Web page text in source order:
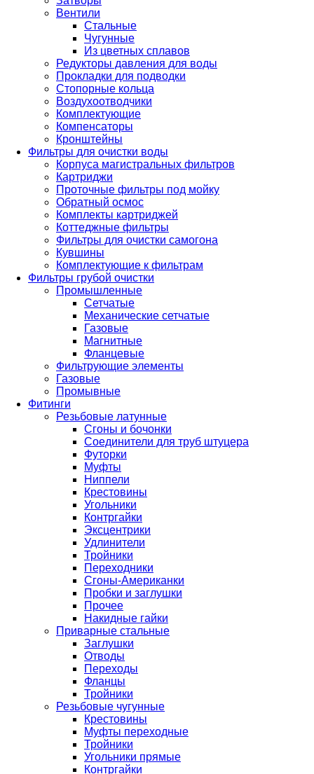
Вентили
Стальные
Чугунные
Из цветных сплавов
Редукторы давления для воды
Прокладки для подводки
Стопорные кольца
Воздухоотводчики
Комплектующие
Компенсаторы
Кронштейны
Фильтры для очистки воды
Корпуса магистральных фильтров
Картриджи
Проточные фильтры под мойку
Обратный осмос
Комплекты картриджей
Коттеджные фильтры
Фильтры для очистки самогона
Кувшины
Комплектующие к фильтрам
Фильтры грубой очистки
Промышленные
Сетчатые
Механические сетчатые
Газовые
Магнитные
Фланцевые
Фильтрующие элементы
Газовые
Промывные
Фитинги
Резьбовые латунные
Сгоны и бочонки
Соединители для труб штуцера
Футорки
Муфты
Ниппели
Крестовины
Угольники
Контргайки
Эксцентрики
Удлинители
Тройники
Переходники
Сгоны-Американки
Пробки и заглушки
Прочее
Накидные гайки
Приварные стальные
Заглушки
Отводы
Переходы
Фланцы
Тройники
Резьбовые чугунные
Крестовины
Муфты переходные
Тройники
Угольники прямые
Контргайки